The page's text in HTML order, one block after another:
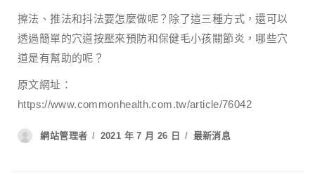
擦法、推法和抖法要怎麼做呢？除了這三種方式，還可以
透過簡單的穴道按壓來預防和保健毛小孩關節炎，哪些穴
道是有幫助的呢？
原文網址：
https://www.commonhealth.com.tw/article/76042
網站管理者 2021 年 7 月 26 日 最新消息